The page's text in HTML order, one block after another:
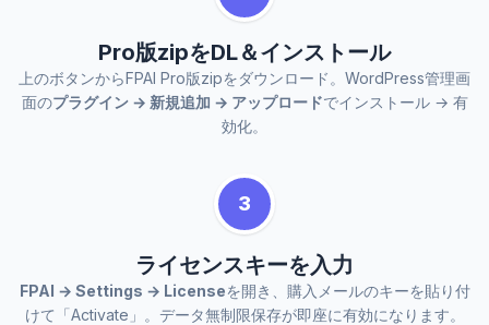
Pro版zipをDL＆インストール
上のボタンからFPAI Pro版zipをダウンロード。WordPress管理画
面のプラグイン → 新規追加 → アップロードでインストール → 有
効化。
3
ライセンスキーを入力
FPAI → Settings → Licenseを開き、購入メールのキーを貼り付
けて「Activate」。データ無制限保存が即座に有効になります。